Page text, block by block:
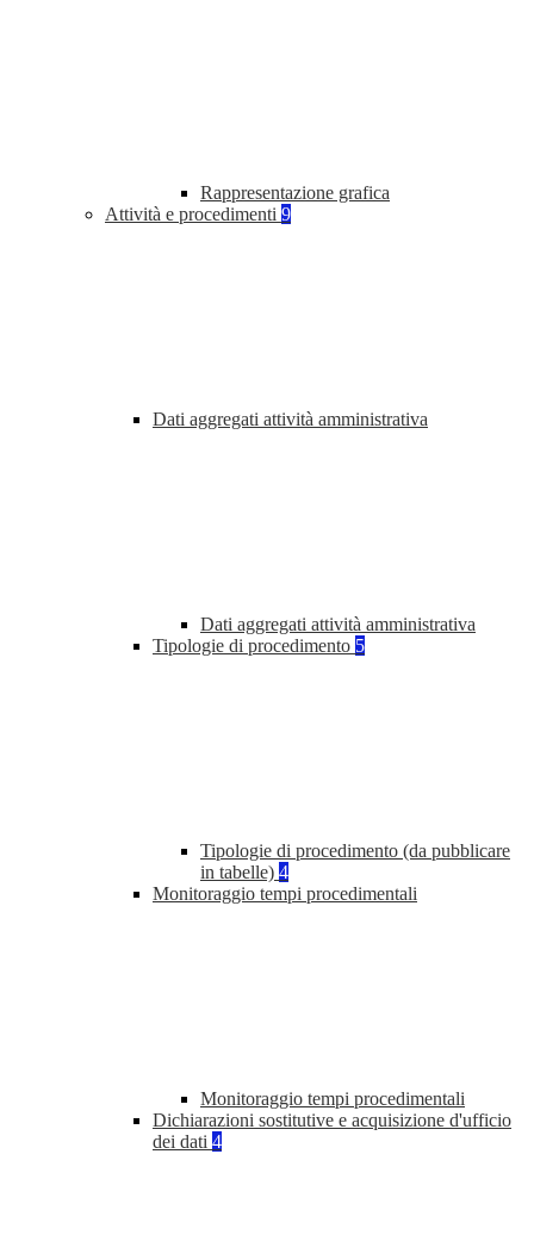
Rappresentazione grafica
Attività e procedimenti 9
Dati aggregati attività amministrativa
Dati aggregati attività amministrativa
Tipologie di procedimento 5
Tipologie di procedimento (da pubblicare
in tabelle) 4
Monitoraggio tempi procedimentali
Monitoraggio tempi procedimentali
Dichiarazioni sostitutive e acquisizione d'ufficio
dei dati 4